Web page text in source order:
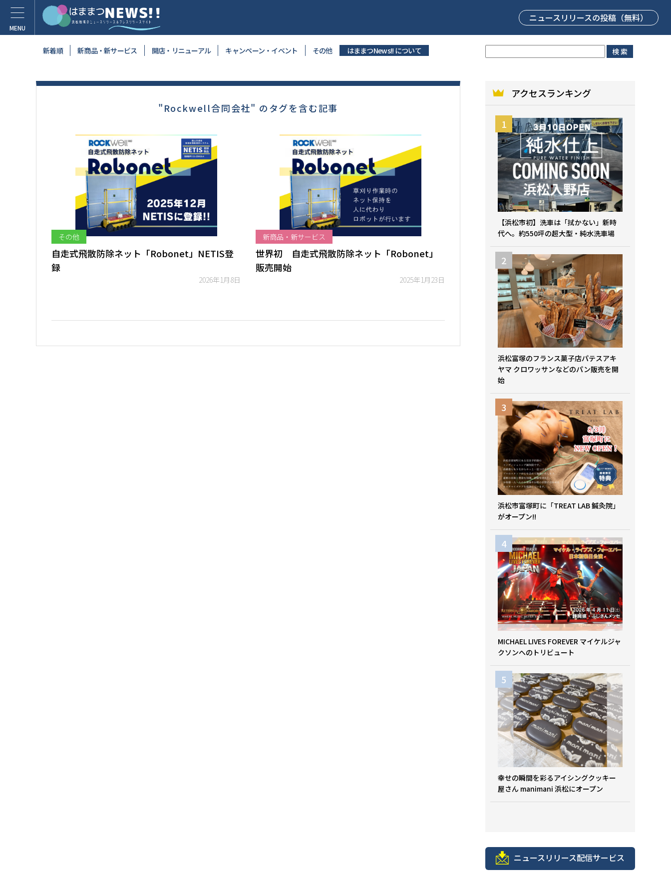
ニュースリリースの投稿（無料）
新着順 新商品・新サービス 開店・リニューアル キャンペーン・イベント その他 はままつNews!! について
"Rockwell合同会社" のタグを含む記事
その他
自走式飛散防除ネット「Robonet」NETIS登
録
2026年1月8日
新商品・新サービス
世界初 自走式飛散防除ネット「Robonet」
販売開始
2025年1月23日
アクセスランキング
【浜松市初】洗車は「拭かない」新時
代へ。約550坪の超大型・純水洗車場
浜松富塚のフランス菓子店パテスアキ
ヤマ クロワッサンなどのパン販売を開
始
浜松市富塚町に「TREAT LAB 鍼灸院」
がオープン!!
MICHAEL LIVES FOREVER マイケルジャ
クソンへのトリビュート
幸せの瞬間を彩るアイシングクッキー
屋さん manimani 浜松にオープン
ニュースリリース配信サービス